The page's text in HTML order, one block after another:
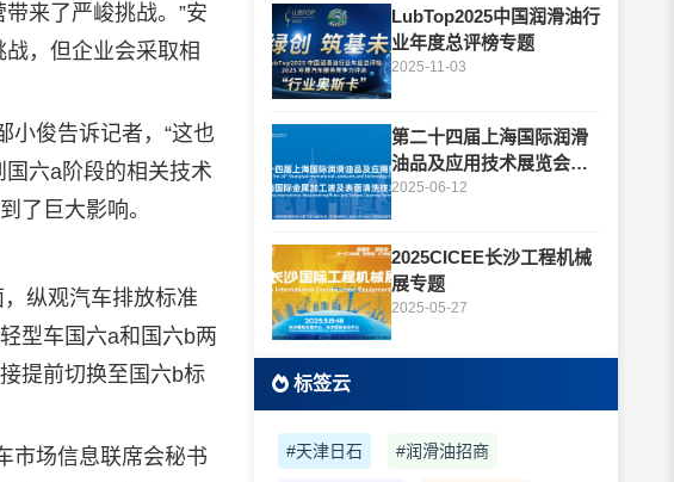
来了严峻挑战。”安
，但企业会采取相
俊告诉记者，“这也
六a阶段的相关技术
了巨大影响。
纵观汽车排放标准
型车国六a和国六b两
提前切换至国六b标
场信息联席会秘书
LubTop2025中国润滑油行
业年度总评榜专题
2025-11-03
第二十四届上海国际润滑
油品及应用技术展览会专
题
2025-06-12
2025CICEE长沙工程机械
展专题
2025-05-27
标签云
#天津日石 #润滑油招商